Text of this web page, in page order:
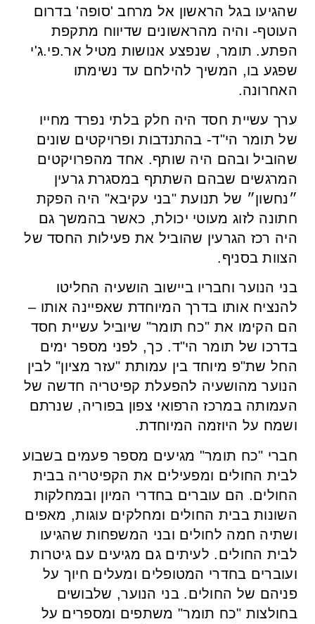
שהגיעו בגל הראשון אל מרחב 'סופה' בדרום
העוטף- והיה מהראשונים שדיווח מתקפת
הפתע. תומר, שנפצע אנושות מטיל אר.פי.ג'י
שפגע בו, המשיך להילחם עד נשימתו
האחרונה.
ערך עשיית חסד היה חלק בלתי נפרד מחייו
של תומר הי"ד- בהתנדבות ופרויקטים שונים
שהוביל ובהם היה שותף. אחד מהפרויקטים
המרגשים שבהם השתתף במסגרת גרעין
״נחשון״ של תנועת "בני עקיבא" היה הפקת
חתונה לזוג מעוטי יכולת, כאשר בהמשך גם
היה רכז הגרעין שהוביל את פעילות החסד של
הצוות בסניף.
בני הנוער וחבריו ביישוב הושעיה החליטו
להנציח אותו בדרך המיוחדת שאפיינה אותו –
הם הקימו את "כח תומר" שיוביל עשיית חסד
בדרכו של תומר הי"ד. כך, לפני מספר ימים
החל שת"פ מיוחד בין עמותת "עזר מציון" לבין
הנוער מהושעיה להפעלת קפיטריה חדשה של
העמותה במרכז הרפואי צפון בפוריה, שנרתם
ושמח על היוזמה המיוחדת.
חברי "כח תומר" מגיעים מספר פעמים בשבוע
לבית החולים ומפעילים את הקפיטריה בבית
החולים. הם עוברים בחדרי המיון ובמחלקות
השונות בבית החולים ומחלקים עוגות, מאפים
ושתיה חמה לחולים ובני המשפחות שהגיעו
לבית החולים. לעיתים גם מגיעים עם גיטרות
ועוברים בחדרי המטופלים ומעלים חיוך על
פניהם של החולים. בני הנוער, שלבושים
בחולצות "כח תומר" משתפים ומספרים על